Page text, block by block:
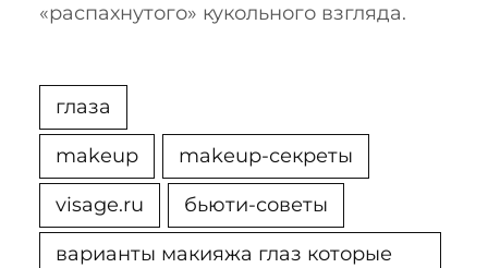
«распахнутого» кукольного взгляда.
глаза
makeup makeup-секреты
visage.ru бьюти-советы
варианты макияжа глаз которые